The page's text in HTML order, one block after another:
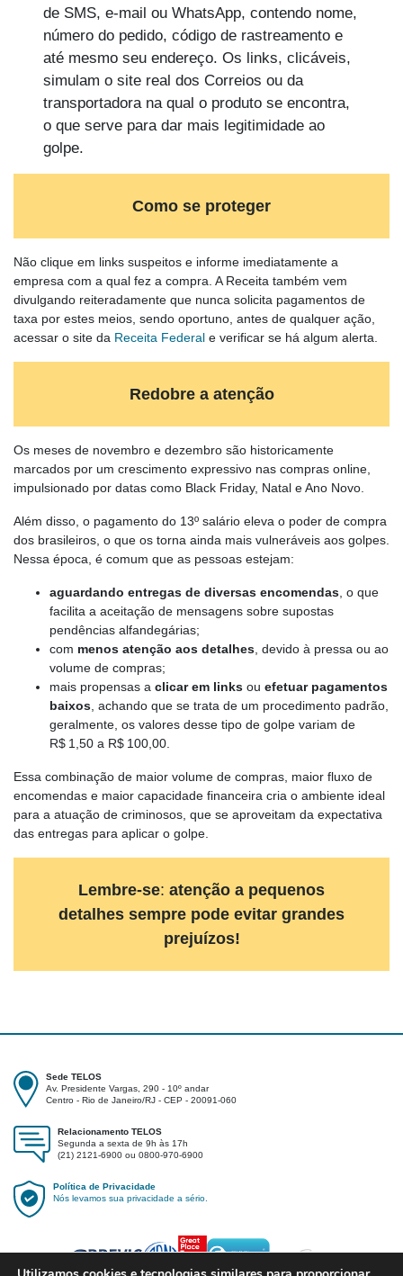
de SMS, e-mail ou WhatsApp, contendo nome,
número do pedido, código de rastreamento e
até mesmo seu endereço. Os links, clicáveis,
simulam o site real dos Correios ou da
transportadora na qual o produto se encontra,
o que serve para dar mais legitimidade ao
golpe.
Como se proteger
Não clique em links suspeitos e informe imediatamente a
empresa com a qual fez a compra. A Receita também vem
divulgando reiteradamente que nunca solicita pagamentos de
taxa por estes meios, sendo oportuno, antes de qualquer ação,
acessar o site da Receita Federal e verificar se há algum alerta.
Redobre a atenção
Os meses de novembro e dezembro são historicamente
marcados por um crescimento expressivo nas compras online,
impulsionado por datas como Black Friday, Natal e Ano Novo.
Além disso, o pagamento do 13º salário eleva o poder de compra
dos brasileiros, o que os torna ainda mais vulneráveis aos golpes.
Nessa época, é comum que as pessoas estejam:
aguardando entregas de diversas encomendas, o que
facilita a aceitação de mensagens sobre supostas
pendências alfandegárias;
com menos atenção aos detalhes, devido à pressa ou ao
volume de compras;
mais propensas a clicar em links ou efetuar pagamentos
baixos, achando que se trata de um procedimento padrão,
geralmente, os valores desse tipo de golpe variam de
R$ 1,50 a R$ 100,00.
Essa combinação de maior volume de compras, maior fluxo de
encomendas e maior capacidade financeira cria o ambiente ideal
para a atuação de criminosos, que se aproveitam da expectativa
das entregas para aplicar o golpe.
Lembre-se: atenção a pequenos
detalhes sempre pode evitar grandes
prejuízos!
Sede TELOS
Av. Presidente Vargas, 290 - 10º andar
Centro - Rio de Janeiro/RJ - CEP - 20091-060
Relacionamento TELOS
Segunda a sexta de 9h às 17h
(21) 2121-6900 ou 0800-970-6900
Política de Privacidade
Nós levamos sua privacidade a sério.